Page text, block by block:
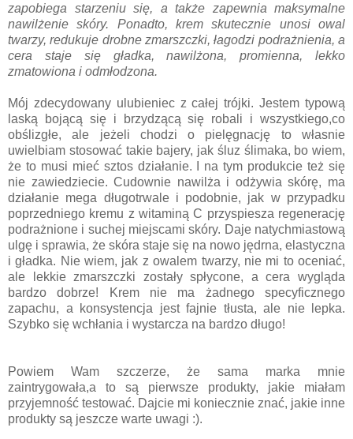
zapobiega starzeniu się, a także zapewnia maksymalne
nawilżenie skóry. Ponadto, krem skutecznie unosi owal
twarzy, redukuje drobne zmarszczki, łagodzi podrażnienia, a
cera staje się gładka, nawilżona, promienna, lekko
zmatowiona i odmłodzona.
Mój zdecydowany ulubieniec z całej trójki. Jestem typową
laską bojącą się i brzydzącą się robali i wszystkiego,co
obślizgłe, ale jeżeli chodzi o pielęgnację to własnie
uwielbiam stosować takie bajery, jak śluz ślimaka, bo wiem,
że to musi mieć sztos działanie. I na tym produkcie też się
nie zawiedziecie. Cudownie nawilża i odżywia skórę, ma
działanie mega długotrwale i podobnie, jak w przypadku
poprzedniego kremu z witaminą C przyspiesza regenerację
podrażnione i suchej miejscami skóry. Daje natychmiastową
ulgę i sprawia, że skóra staje się na nowo jędrna, elastyczna
i gładka. Nie wiem, jak z owalem twarzy, nie mi to oceniać,
ale lekkie zmarszczki zostały spłycone, a cera wygląda
bardzo dobrze! Krem nie ma żadnego specyficznego
zapachu, a konsystencja jest fajnie tłusta, ale nie lepka.
Szybko się wchłania i wystarcza na bardzo długo!
Powiem Wam szczerze, że sama marka mnie
zaintrygowała,a to są pierwsze produkty, jakie miałam
przyjemność testować. Dajcie mi koniecznie znać, jakie inne
produkty są jeszcze warte uwagi :).